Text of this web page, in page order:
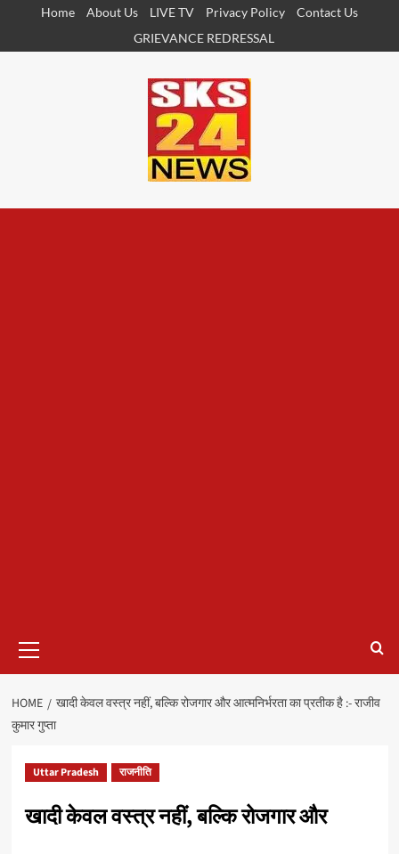
content
Home About Us LIVE TV Privacy Policy
Contact Us
GRIEVANCE REDRESSAL
Menu
HOME
खादी केवल वस्त्र नहीं, बल्कि रोजगार और आत्मनिर्भरता का प्रतीक है :- राजीव
कुमार गुप्ता
Uttar Pradesh राजनीति
खादी केवल वस्त्र नहीं, बल्कि रोजगार और